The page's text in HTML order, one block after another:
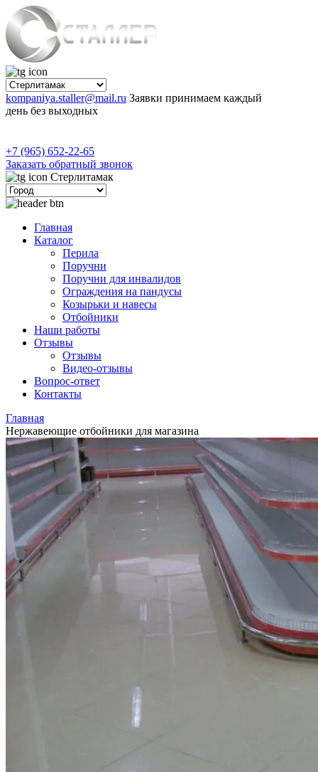
kompaniya.staller@mail.ru Заявки принимаем каждый
день без выходных
+7 (965) 652-22-65
Заказать обратный звонок
Стерлитамак
Главная
Каталог
Перила
Поручни
Поручни для инвалидов
Ограждения на пандусы
Козырьки и навесы
Отбойники
Наши работы
Отзывы
Отзывы
Видео-отзывы
Вопрос-ответ
Контакты
Главная
Нержавеющие отбойники для магазина